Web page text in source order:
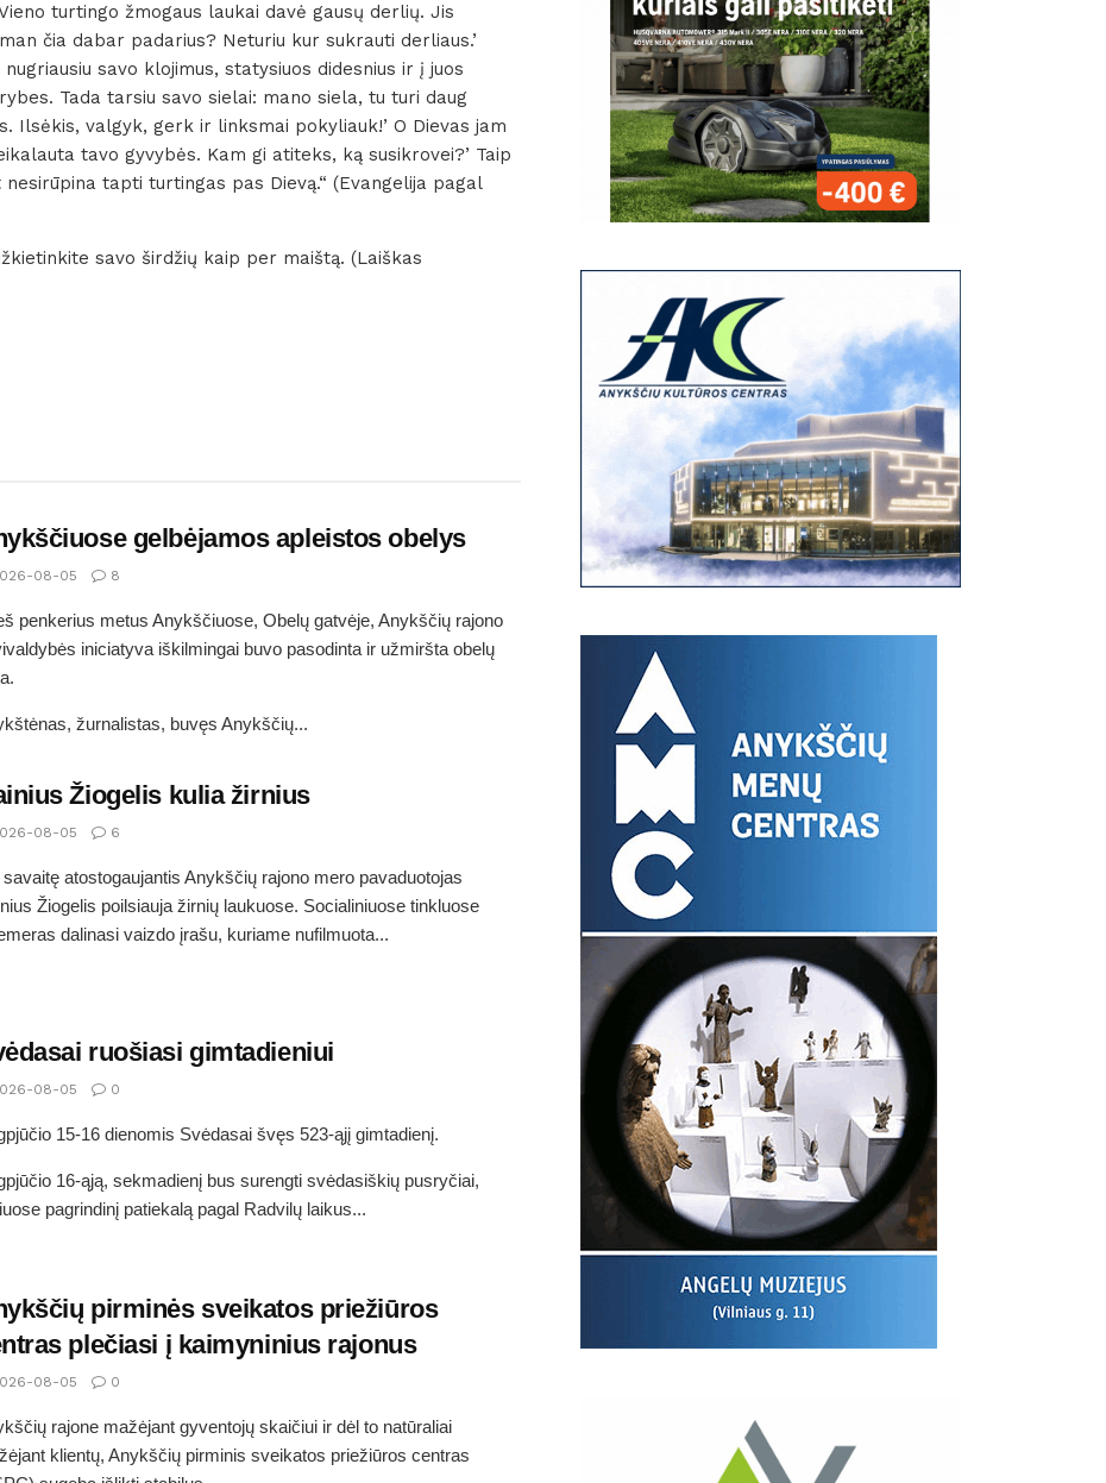
turtingo žmogaus laukai davė gausų derlių. Jis
čia dabar padarius? Neturiu kur sukrauti derliaus.’
savo klojimus, statysiuos didesnius ir į juos
Tada tarsiu savo sielai: mano siela, tu turi daug
Ilsėkis, valgyk, gerk ir linksmai pokyliauk!’ O Dievas jam
tavo gyvybės. Kam gi atiteks, ką susikrovei?’ Taip
tapti turtingas pas Dievą.“ (Evangelija pagal
savo širdžių kaip per maištą. (Laiškas
gelbėjamos apleistos obelys
08-05 8
penkerius metus Anykščiuose, Obelų gatvėje, Anykščių rajono
iniciatyva iškilmingai buvo pasodinta ir užmiršta obelų
žurnalistas, buvęs Anykščių...
Žiogelis kulia žirnius
08-05 6
savaitę atostogaujantis Anykščių rajono mero pavaduotojas
Žiogelis poilsiauja žirnių laukuose. Socialiniuose tinkluose
dalinasi vaizdo įrašu, kuriame nufilmuota...
ruošiasi gimtadieniui
08-05 0
15-16 dienomis Svėdasai švęs 523-ąjį gimtadienį.
16-ąją, sekmadienį bus surengti svėdasiškių pusryčiai,
pagrindinį patiekalą pagal Radvilų laikus...
pirminės sveikatos priežiūros
plečiasi į kaimyninius rajonus
08-05 0
rajone mažėjant gyventojų skaičiui ir dėl to natūraliai
klientų, Anykščių pirminis sveikatos priežiūros centras